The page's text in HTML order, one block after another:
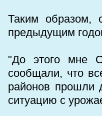
Таким образом,
предыдущим
"До этого мне
сообщали, что
районов прошли
ситуацию с